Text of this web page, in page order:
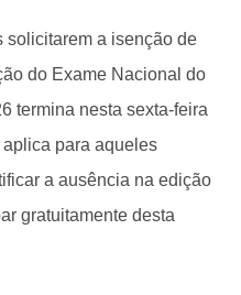
solicitarem a isenção de
do Exame Nacional do
termina nesta sexta-feira
aplica para aqueles
a ausência na edição
gratuitamente desta